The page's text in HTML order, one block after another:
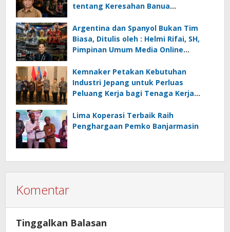
tentang Keresahan Banua
Ancaman Lingkungan, Oleh : Helmi
Rifai, SH
Argentina dan Spanyol Bukan Tim
Biasa, Ditulis oleh : Helmi Rifai, SH,
Pimpinan Umum Media Online
Kemnaker Petakan Kebutuhan
Industri Jepang untuk Perluas
Peluang Kerja bagi Tenaga Kerja
Lima Koperasi Terbaik Raih
Penghargaan Pemko Banjarmasin
Komentar
Tinggalkan Balasan